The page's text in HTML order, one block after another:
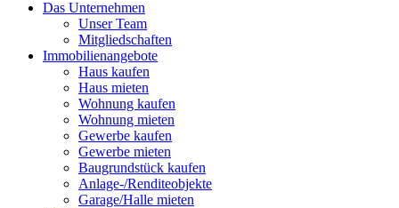
Das Unternehmen
Unser Team
Mitgliedschaften
Immobilienangebote
Haus kaufen
Haus mieten
Wohnung kaufen
Wohnung mieten
Gewerbe kaufen
Gewerbe mieten
Baugrundstück kaufen
Anlage-/Renditeobjekte
Garage/Halle mieten